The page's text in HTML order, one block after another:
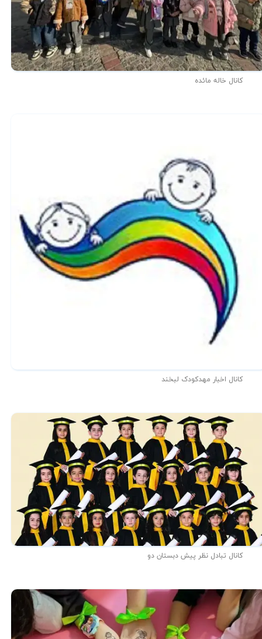
کانال خاله مائده
کانال اخبار مهدکودک لبخند
کانال تبادل نظر پیش دبستان دو